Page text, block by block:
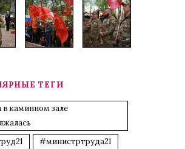
ТЕГИ
в каминном зале
#министртруда21